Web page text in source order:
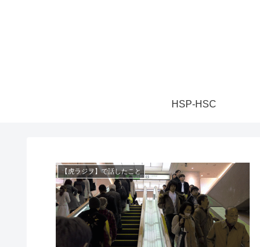
HSP-HSC
【虎ラジヲ】で話したこと